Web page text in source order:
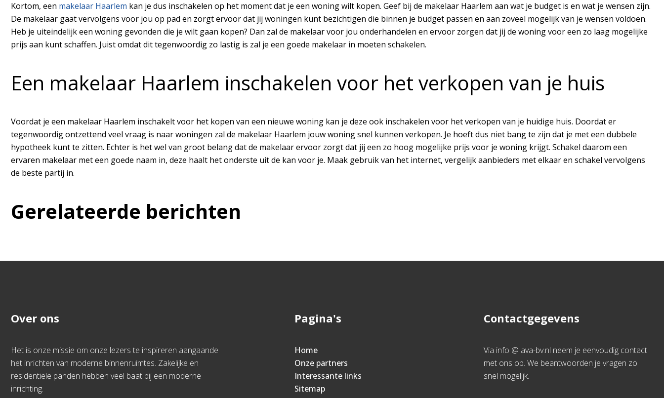
Kortom, een makelaar Haarlem kan je dus inschakelen op het moment dat je een woning wilt kopen. Geef bij de makelaar Haarlem aan wat je budget is en wat je wensen zijn.
De makelaar gaat vervolgens voor jou op pad en zorgt ervoor dat jij woningen kunt bezichtigen die binnen je budget passen en aan zoveel mogelijk van je wensen voldoen.
Heb je uiteindelijk een woning gevonden die je wilt gaan kopen? Dan zal de makelaar voor jou onderhandelen en ervoor zorgen dat jij de woning voor een zo laag mogelijke
prijs aan kunt schaffen. Juist omdat dit tegenwoordig zo lastig is zal je een goede makelaar in moeten schakelen.
Een makelaar Haarlem inschakelen voor het verkopen van je huis
Voordat je een makelaar Haarlem inschakelt voor het kopen van een nieuwe woning kan je deze ook inschakelen voor het verkopen van je huidige huis. Doordat er
tegenwoordig ontzettend veel vraag is naar woningen zal de makelaar Haarlem jouw woning snel kunnen verkopen. Je hoeft dus niet bang te zijn dat je met een dubbele
hypotheek kunt te zitten. Echter is het wel van groot belang dat de makelaar ervoor zorgt dat jij een zo hoog mogelijke prijs voor je woning krijgt. Schakel daarom een
ervaren makelaar met een goede naam in, deze haalt het onderste uit de kan voor je. Maak gebruik van het internet, vergelijk aanbieders met elkaar en schakel vervolgens
de beste partij in.
Gerelateerde berichten
Over ons
Het is onze missie om onze lezers te inspireren aangaande
het inrichten van moderne binnenruimtes. Zakelijke en
residentiële panden hebben veel baat bij een moderne
inrichting.
Pagina's
Home
Onze partners
Interessante links
Sitemap
Contactgegevens
Via info @ ava-bv.nl neem je eenvoudig contact
met ons op. We beantwoorden je vragen zo
snel mogelijk.